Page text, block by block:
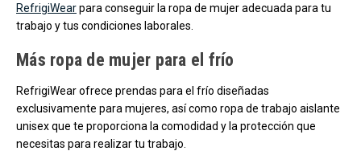
RefrigiWearpara conseguir la ropa de mujer adecuada para tu
trabajo y tus condiciones laborales.
Más ropa de mujer para el frío
RefrigiWear ofrece prendas para el frío diseñadas
exclusivamente para mujeres, así como ropa de trabajo aislante
unisex que te proporciona la comodidad y la protección que
necesitas para realizar tu trabajo.